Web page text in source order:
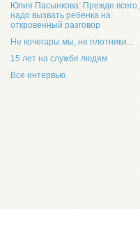
Юлия Пасынкова: Прежде всего,
надо вызвать ребенка на
откровенный разговор
Не кочегары мы, не плотники...
15 лет на службе людям
Все интервью